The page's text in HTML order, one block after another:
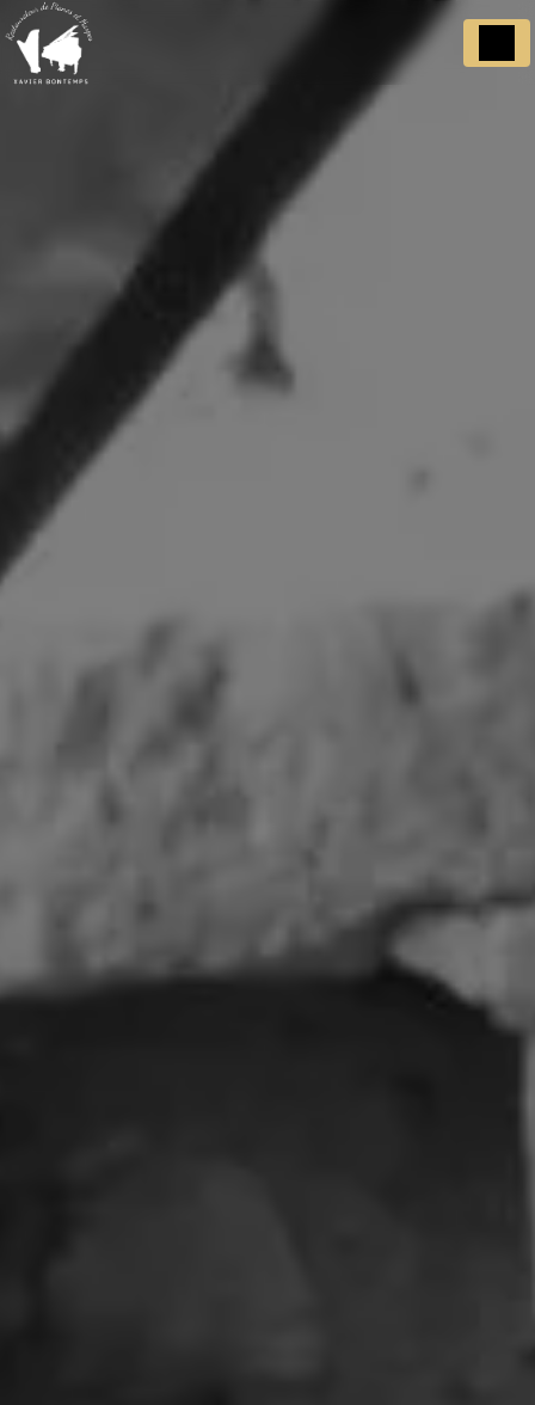
Panneau de gestion des cookies